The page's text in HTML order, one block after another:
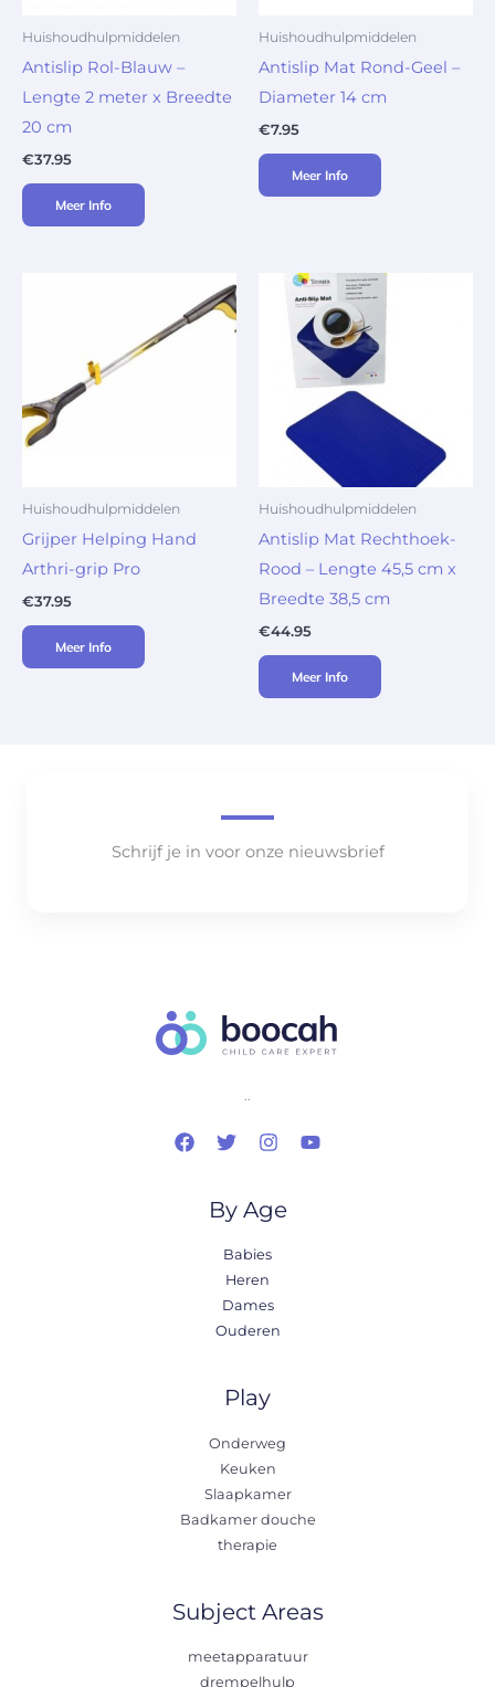
Huishoudhulpmiddelen
Antislip Rol-Blauw –
Lengte 2 meter x Breedte
20 cm
€37.95
Meer Info
Huishoudhulpmiddelen
Antislip Mat Rond-Geel –
Diameter 14 cm
€7.95
Meer Info
Huishoudhulpmiddelen
Grijper Helping Hand
Arthri-grip Pro
€37.95
Meer Info
Huishoudhulpmiddelen
Antislip Mat Rechthoek-
Rood – Lengte 45,5 cm x
Breedte 38,5 cm
€44.95
Meer Info
Schrijf je in voor onze nieuwsbrief
..
By Age
Babies
Heren
Dames
Ouderen
Play
Onderweg
Keuken
Slaapkamer
Badkamer douche
therapie
Subject Areas
meetapparatuur
drempelhulp